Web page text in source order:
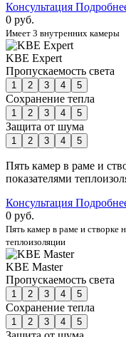
Консультация
0 руб.
Имеет 3 внутренних камеры
KBE Expert
Пропускаемость света
1 2 3 4 5
Сохранение тепла
1 2 3 4 5
Защита от шума
1 2 3 4 5
Пять камер в раме и
показателями
Консультация
0 руб.
Пять камер в раме и створке
теплоизоляции
KBE Master
Пропускаемость света
1 2 3 4 5
Сохранение тепла
1 2 3 4 5